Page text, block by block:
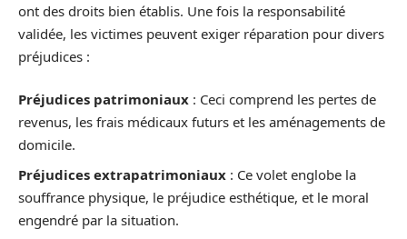
ont des droits bien établis. Une fois la responsabilité
validée, les victimes peuvent exiger réparation pour divers
préjudices :
Préjudices patrimoniaux : Ceci comprend les pertes de
revenus, les frais médicaux futurs et les aménagements de
domicile.
Préjudices extrapatrimoniaux : Ce volet englobe la
souffrance physique, le préjudice esthétique, et le moral
engendré par la situation.